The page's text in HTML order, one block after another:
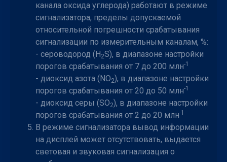
канала оксида углерода) работают в режиме
сигнализатора, пределы допускаемой
относительной погрешности срабатывания
сигнализации по измерительным каналам, %:
- сероводород (H2S), в диапазоне настройки
порогов срабатывания от 7 до 200 млн-1
- диоксид азота (NO2), в диапазоне настройки
порогов срабатывания от 20 до 50 млн-1
- диоксид серы (SO2), в диапазоне настройки
порогов срабатывания от 2 до 20 млн-1
В режиме сигнализатора вывод информации
на дисплей может отсутствовать, выдается
световая и звуковая сигнализация о